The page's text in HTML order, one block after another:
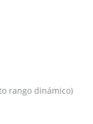
rango dinámico)